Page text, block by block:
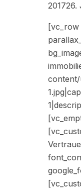
201726.
[vc_row